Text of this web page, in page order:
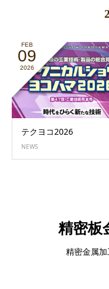
FEB
09
2026
テクヨコ2026
NEWS
精密板
精密金属